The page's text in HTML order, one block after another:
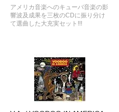
アメリカ音楽へのキューバ音楽の影
響波及成果を三枚のCDに振り分け
て選曲した大充実セット!!!